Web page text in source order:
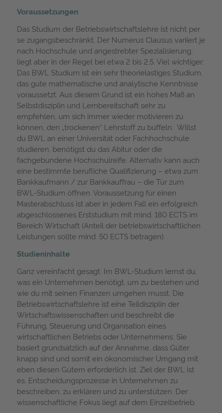
Voraussetzungen
Das Studium der Betriebswirtschaftslehre ist nicht per
se zugangsbeschränkt. Der Numerus Clausus variiert je
nach Hochschule und angestrebter Spezialisierung,
liegt aber in der Regel bei etwa 2 bis 2,5. Viel wichtiger:
Das BWL Studium ist ein sehr theorielastiges Studium,
das gute mathematische und analytische Kenntnisse
voraussetzt. Aus diesem Grund ist ein hohes Maß an
Selbstdisziplin und Lernbereitschaft sehr zu
empfehlen, um sich immer wieder motivieren zu
können, den „trockenen“ Lehrstoff zu büffeln. Willst
du BWL an einer Universität oder Fachhochschule
studieren, benötigst du das Abitur oder die
fachgebundene Hochschulreife. Alternativ kann auch
eine bestimmte berufliche Qualifizierung – etwa zum
Bankkaufmann / zur Bankkauffrau – die Tür zum
BWL-Studium öffnen. Voraussetzung für einen
Masterabschluss ist aber in jedem Fall ein erfolgreich
abgeschlossenes Erststudium mit mind. 180 ECTS im
Bereich Wirtschaft (Anteil der betriebswirtschaftlichen
Leistungen sollte mind. 50 ECTS betragen).
Studieninhalte
Ganz vereinfacht gesagt: Im BWL-Studium lernst du,
was ein Unternehmen benötigt, um zu bestehen und
wie du mit seinen Finanzen umgehen musst. Die
Betriebswirtschaftslehre ist eine Teildisziplin der
Wirtschaftswissenschaften und beschreibt die
Führung, Steuerung und Organisation eines
wirtschaftlichen Betriebs oder Unternehmens. Sie
basiert grundsätzlich auf der Annahme, dass Güter
knapp sind und somit ein ökonomischer Umgang mit
eben diesen Gütern erforderlich ist. Ziel der BWL ist
es, Entscheidungsprozesse in Unternehmen zu
beschreiben, zu erklären und zu unterstützen. Der
wissenschaftliche Fokus liegt auf dem Einzelbetrieb.